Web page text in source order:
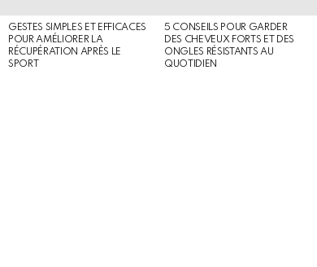
GESTES SIMPLES ET EFFICACES
POUR AMÉLIORER LA
RÉCUPÉRATION APRÈS LE
SPORT
5 CONSEILS POUR GARDER
DES CHEVEUX FORTS ET DES
ONGLES RÉSISTANTS AU
QUOTIDIEN